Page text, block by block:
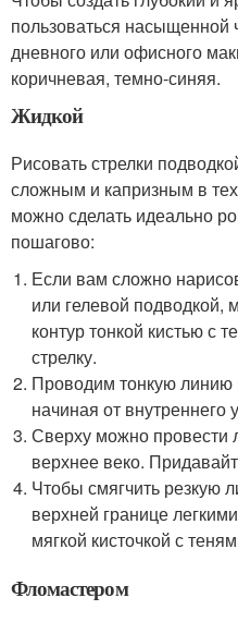
пользоваться насыщенной
дневного или офисного
коричневая, темно-синяя.
Жидкой
Рисовать стрелки
сложным и капризным в
можно сделать идеально
пошагово:
Если вам сложно
или гелевой подводкой,
контур тонкой кистью с
стрелку.
Проводим тонкую линию
начиная от внутреннего
Сверху можно
верхнее веко.
Чтобы смягчить резкую
верхней границе
мягкой кисточкой с
Фломастером